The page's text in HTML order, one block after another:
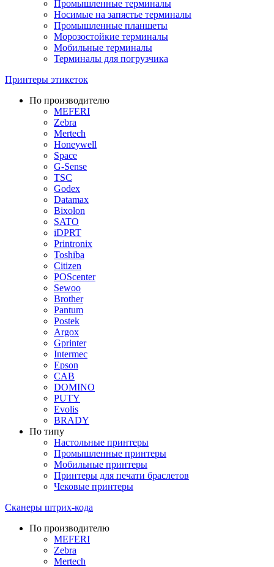
Промышленные терминалы
Носимые на запястье терминалы
Промышленные планшеты
Морозостойкие терминалы
Мобильные терминалы
Терминалы для погрузчика
Принтеры этикеток
По производителю
MEFERI
Zebra
Mertech
Honeywell
Space
G-Sense
TSC
Godex
Datamax
Bixolon
SATO
iDPRT
Printronix
Toshiba
Citizen
POScenter
Sewoo
Brother
Pantum
Postek
Argox
Gprinter
Intermec
Epson
CAB
DOMINO
PUTY
Evolis
BRADY
По типу
Настольные принтеры
Промышленные принтеры
Мобильные принтеры
Принтеры для печати браслетов
Чековые принтеры
Сканеры штрих-кода
По производителю
MEFERI
Zebra
Mertech